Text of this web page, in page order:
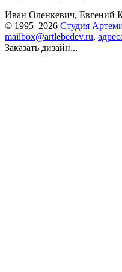
Иван Оленкевич, Евгений
© 1995–2026 Студия
mailbox@artlebedev.ru,
Заказать дизайн...